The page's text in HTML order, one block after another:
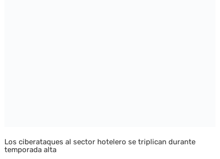
Los ciberataques al sector hotelero se triplican durante
temporada alta